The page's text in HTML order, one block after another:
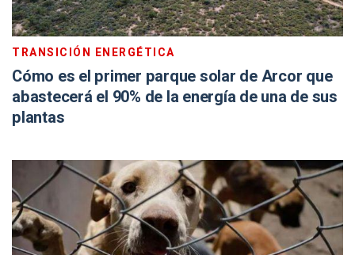
TRANSICIÓN ENERGÉTICA
Cómo es el primer parque solar de Arcor que
abastecerá el 90% de la energía de una de sus
plantas